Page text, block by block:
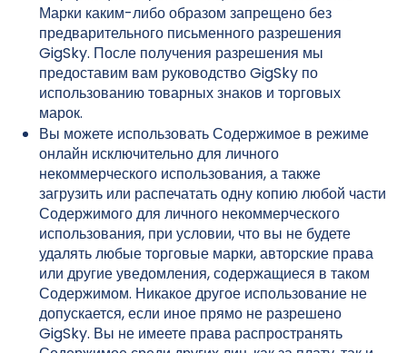
Марки каким-либо образом запрещено без
предварительного письменного разрешения
GigSky. После получения разрешения мы
предоставим вам руководство GigSky по
использованию товарных знаков и торговых
марок.
Вы можете использовать Содержимое в режиме
онлайн исключительно для личного
некоммерческого использования, а также
загрузить или распечатать одну копию любой части
Содержимого для личного некоммерческого
использования, при условии, что вы не будете
удалять любые торговые марки, авторские права
или другие уведомления, содержащиеся в таком
Содержимом. Никакое другое использование не
допускается, если иное прямо не разрешено
GigSky. Вы не имеете права распространять